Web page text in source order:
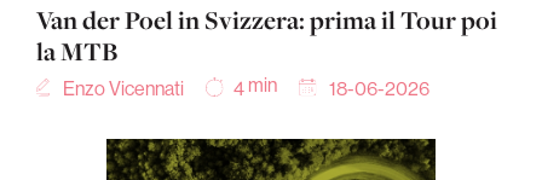
Van der Poel in Svizzera: prima il Tour poi
la MTB
Enzo Vicennati 4 min 18-06-2026